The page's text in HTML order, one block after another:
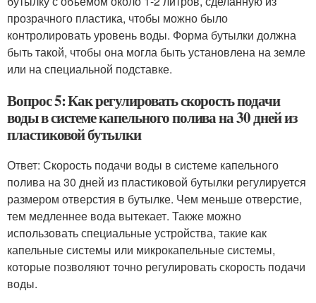
прозрачного пластика, чтобы можно было
контролировать уровень воды. Форма бутылки должна
быть такой, чтобы она могла быть установлена на земле
или на специальной подставке.
Вопрос 5: Как регулировать скорость подачи
воды в системе капельного полива на 30 дней из
пластиковой бутылки
Ответ: Скорость подачи воды в системе капельного
полива на 30 дней из пластиковой бутылки регулируется
размером отверстия в бутылке. Чем меньше отверстие,
тем медленнее вода вытекает. Также можно
использовать специальные устройства, такие как
капельные системы или микрокапельные системы,
которые позволяют точно регулировать скорость подачи
воды.